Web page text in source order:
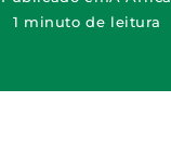
1 minuto de leitura